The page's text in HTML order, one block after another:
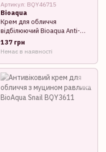
Артикул: BQY46715
Bioaqua
Крем для обличчя
відбілюючий Bioaqua Anti-
freckle Whitening Moisturizing
50 мл BQY46715
137 грн
Немає в наявності